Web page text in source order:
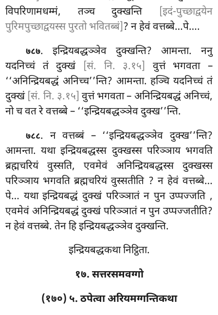
विपरिणामधम्मं, तञ्च दुक्खन्ति
[इदं-पुच्छाद्वयेन
पुरिमपुच्छाद्वयस्स पुरतो भवितब्बं]? न हेवं वत्तब्बे…पे….
७८७. इन्द्रियबद्धञ्ञेव दुक्खन्ति? आमन्ता. ननु
यदनिच्चं तं दुक्खं
[सं. नि. ३.१५]
वुत्तं भगवता –
‘‘अनिन्द्रियबद्धं अनिच्च’’न्ति? आमन्ता. हञ्चि यदनिच्चं तं
दुक्खं [सं. नि. ३.१५] वुत्तं भगवता – अनिन्द्रियबद्धं अनिच्चं,
नो च वत रे वत्तब्बे – ‘‘इन्द्रियबद्धञ्ञेव दुक्ख’’न्ति.
७८८. न वत्तब्बं – ‘‘इन्द्रियबद्धञ्ञेव दुक्ख’’न्ति?
आमन्ता. यथा इन्द्रियबद्धस्स दुक्खस्स परिञ्ञाय भगवति
ब्रह्मचरियं वुस्सति, एवमेवं अनिन्द्रियबद्धस्स दुक्खस्स
परिञ्ञाय भगवति ब्रह्मचरियं वुस्सतीति ? न हेवं वत्तब्बे…
पे… यथा इन्द्रियबद्धं दुक्खं परिञ्ञातं न पुन उप्पज्जति ,
एवमेवं अनिन्द्रियबद्धं दुक्खं परिञ्ञातं न पुन उप्पज्जतीति?
न हेवं वत्तब्बे. तेन हि इन्द्रियबद्धञ्ञेव दुक्खन्ति.
इन्द्रियबद्धकथा निट्ठिता.
१७. सत्तरसमवग्गो
(१७०) ५. ठपेत्वा अरियमग्गन्तिकथा